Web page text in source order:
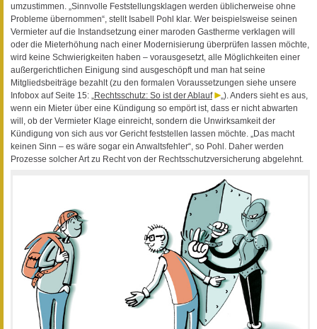
umzustimmen. „Sinnvolle Feststellungsklagen werden üblicherweise ohne
Probleme übernommen“, stellt Isabell Pohl klar. Wer beispielsweise seinen
Vermieter auf die Instandsetzung einer maroden Gastherme verklagen will
oder die Mieterhöhung nach einer Modernisierung überprüfen lassen möchte,
wird keine Schwierigkeiten haben – vorausgesetzt, alle Möglichkeiten einer
außergerichtlichen Einigung sind ausgeschöpft und man hat seine
Mitgliedsbeiträge bezahlt (zu den formalen Voraussetzungen siehe unsere
Infobox auf Seite 15: „Rechtsschutz: So ist der Ablauf
„). Anders sieht es aus,
wenn ein Mieter über eine Kündigung so empört ist, dass er nicht abwarten
will, ob der Vermieter Klage einreicht, sondern die Unwirksamkeit der
Kündigung von sich aus vor Gericht feststellen lassen möchte. „Das macht
keinen Sinn – es wäre sogar ein Anwaltsfehler“, so Pohl. Daher werden
Prozesse solcher Art zu Recht von der Rechtsschutzversicherung abgelehnt.